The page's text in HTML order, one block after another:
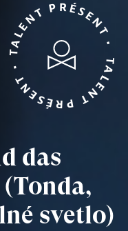
das
svetlo)
TALENT PRÉSENT • TALENT PRÉSENT •